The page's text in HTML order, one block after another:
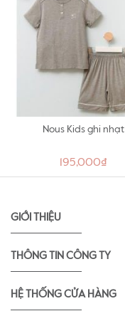
Nous Kids ghi nhạt
195,000₫
GIỚI THIỆU
THÔNG TIN CÔNG TY
HỆ THỐNG CỬA HÀNG